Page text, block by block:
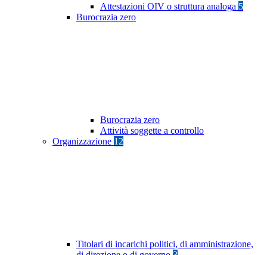
Attestazioni OIV o struttura analoga 5
Burocrazia zero
Burocrazia zero
Attività soggette a controllo
Organizzazione 12
Titolari di incarichi politici, di amministrazione,